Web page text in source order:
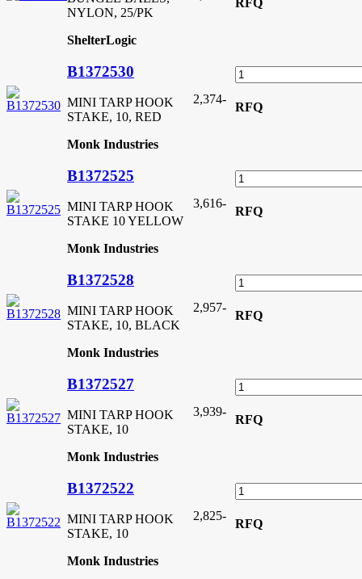
NYLON, 25/PK
ShelterLogic
RFQ
B1372530
MINI TARP HOOK
STAKE, 10, RED
Monk Industries
2,374-
RFQ
B1372525
MINI TARP HOOK
STAKE 10 YELLOW
Monk Industries
3,616-
RFQ
B1372528
MINI TARP HOOK
STAKE, 10, BLACK
Monk Industries
2,957-
RFQ
B1372527
MINI TARP HOOK
STAKE, 10
Monk Industries
3,939-
RFQ
B1372522
MINI TARP HOOK
STAKE, 10
Monk Industries
2,825-
RFQ